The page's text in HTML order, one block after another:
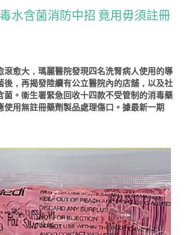
水含菌消防中招 竟用毋須註冊
滾愈大，瑪麗醫院發現四名洗腎病人使用的導
後，再揭發陸續有公立醫院內的店舖，以及社
菌。衞生署緊急回收十四款不受管制的消毒藥
使用無註冊藥劑製品處理傷口。據最新一期